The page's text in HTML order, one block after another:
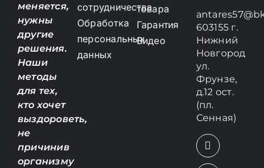
меняется,
нужны
другие
решения.
Наши
методы
для тех,
кто хочет
выздороветь,
не
причинив
организму
сотрудничества
Обработка
персональных
данных
товара
Гарантия
Видео
603155 г.
Нижний
Новгород
ул.
Фрунзе,
д.12 ост.
(пл.
Сенная)